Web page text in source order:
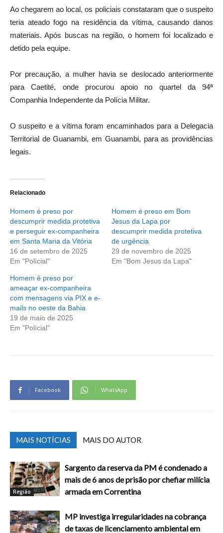
Ao chegarem ao local, os policiais constataram que o suspeito
teria ateado fogo na residência da vítima, causando danos
materiais. Após buscas na região, o homem foi localizado e
detido pela equipe.
Por precaução, a mulher havia se deslocado anteriormente
paraCaetité, onde procurou apoio no quartel da 94ª
Companhia Independente da Polícia Militar.
O suspeito e a vítima foram encaminhados para a Delegacia
Territorial de Guanambi, em Guanambi, para as providências
legais.
Relacionado
Homem é preso por
descumprir medida protetiva
e perseguir ex-companheira
em Santa Maria da Vitória
16 de setembro de 2025
Em "Polícial"
Homem é preso em Bom
Jesus da Lapa por
descumprir medida protetiva
de urgência
29 de novembro de 2025
Em "Bom Jesus da Lapa"
Homem é preso por
ameaçar ex-companheira
com mensagens via PIX e e-
mails no oeste da Bahia
19 de maio de 2025
Em "Polícial"
Facebook WhatsApp
MAIS NOTÍCIAS MAIS DO AUTOR
Região
Sargento da reserva da PM é condenado a
mais de 6 anos de prisão por chefiar milícia
armada em Correntina
MP investiga irregularidades na cobrança
de taxas de licenciamento ambiental em